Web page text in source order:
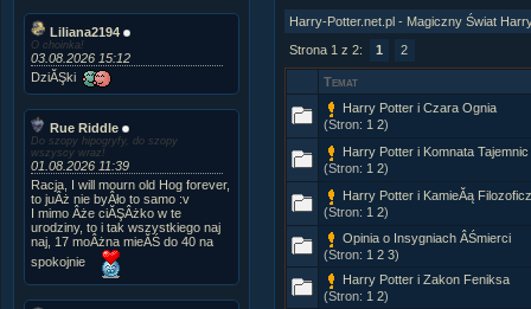
Liliana2194
O choinka!
03.08.2026 15:12
DziĂŞki
Rue Riddle
Do szopy hipogryfy, do szopy
wszyscy wraz!
01.08.2026 11:39
Racja, I will mourn old Hog forever,
to juÂż nie byÂło to samo :v
I mimo Âże ciĂŞÂżko w te
urodziny, to i tak wszystkiego naj
naj, 17 moÂżna mieĂŚ do 40 na
spokojnie
Harry-Potter.net.pl - Magiczny Świat
Strona 1 z 2: 1 2
Temat
Harry Potter i Czara Ognia
(Stron: 1 2)
Harry Potter i Komnata Tajemnic
(Stron: 1 2)
Harry Potter i KamieĂą
(Stron: 1 2)
Opinia o Insygniach ÂŚmierci
(Stron: 1 2 3)
Harry Potter i Zakon Feniksa
(Stron: 1 2)